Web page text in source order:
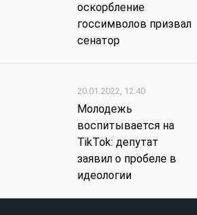
оскорбление
госсимволов призвал
сенатор
20.01.2022, 12:40
Молодежь
воспитывается на
TikTok: депутат
заявил о пробеле в
идеологии